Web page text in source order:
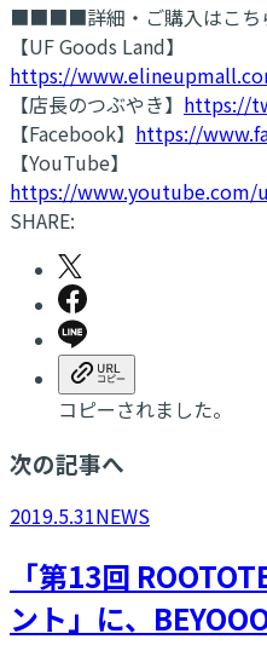
■■■■詳細・ご購入はこ
【UF Goods Land】
https://
【店長のつぶやき】 https://
【Facebook】 https://
【YouTube】
https://www.youtube.com/
SHARE:
コピーされました。
次の記事へ
2019.5.31NEWS
「第13回
ント」に、